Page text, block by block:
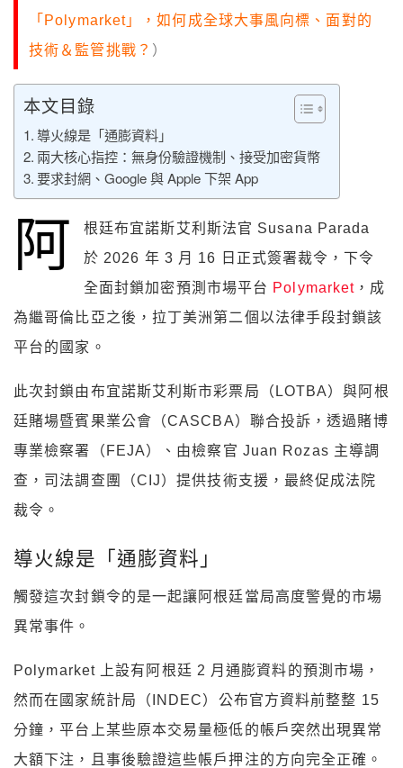
「Polymarket」，如何成全球大事風向標、面對的
技術＆監管挑戰？ ）
本文目錄
導火線是「通膨資料」
兩大核心指控：無身份驗證機制、接受加密貨幣
要求封網、Google 與 Apple 下架 App
阿
根廷布宜諾斯艾利斯法官 Susana Parada
於 2026 年 3 月 16 日正式簽署裁令，下令
全面封鎖加密預測市場平台 Polymarket ，成
為繼哥倫比亞之後，拉丁美洲第二個以法律手段封鎖該
平台的國家。
此次封鎖由布宜諾斯艾利斯市彩票局（LOTBA）與阿根
廷賭場暨賓果業公會（CASCBA）聯合投訴，透過賭博
專業檢察署（FEJA）、由檢察官 Juan Rozas 主導調
查，司法調查團（CIJ）提供技術支援，最終促成法院
裁令。
導火線是「通膨資料」
觸發這次封鎖令的是一起讓阿根廷當局高度警覺的市場
異常事件。
Polymarket 上設有阿根廷 2 月通膨資料的預測市場，
然而在國家統計局（INDEC）公布官方資料前整整 15
分鐘，平台上某些原本交易量極低的帳戶突然出現異常
大額下注，且事後驗證這些帳戶押注的方向完全正確。